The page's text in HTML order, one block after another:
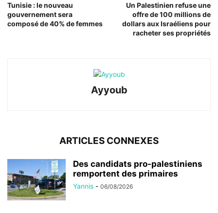
Tunisie : le nouveau
gouvernement sera
composé de 40% de femmes
Un Palestinien refuse une
offre de 100 millions de
dollars aux Israéliens pour
racheter ses propriétés
Ayyoub
ARTICLES CONNEXES
Des candidats pro-palestiniens
remportent des primaires
Yannis - 06/08/2026